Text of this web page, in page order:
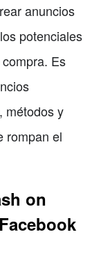
anuncios
potenciales
Es
métodos y
rompan el
on